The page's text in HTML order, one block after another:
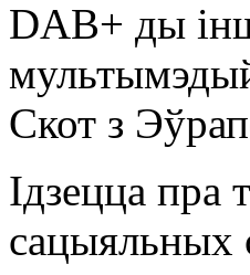
DAB+ ды
Скот з
Ідзецца пра
сацыяльных